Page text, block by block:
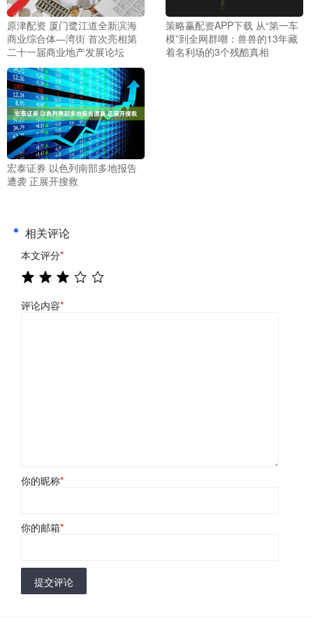
原津配资 厦门鹭江道全新滨海
商业综合体—湾街 首次亮相第
二十一届商业地产发展论坛
策略赢配资APP下载 从“第一车
模”到全网群嘲：兽兽的13年藏
着名利场的3个残酷真相
宏泰证券 以色列南部多地报告
遭袭 正展开搜救
相关评论
本文评分*
评论内容*
你的昵称*
你的邮箱*
提交评论